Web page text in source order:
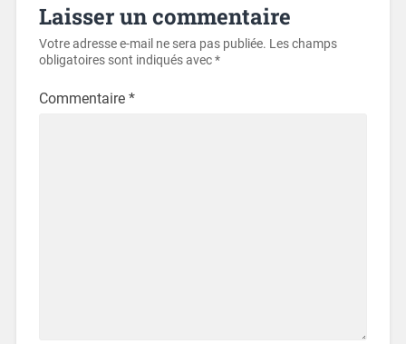
Laisser un commentaire
Votre adresse e-mail ne sera pas publiée. Les champs
obligatoires sont indiqués avec*
Commentaire *